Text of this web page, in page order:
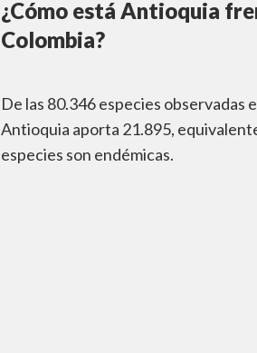
¿Cómo está Antioquia
Colombia?
De las 80.346 especies observadas
Antioquia aporta 21.895,
especies son endémicas.